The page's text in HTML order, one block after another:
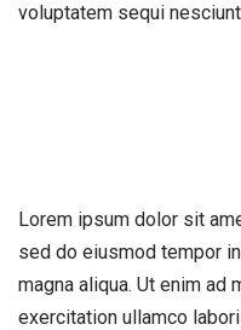
voluptatem sequi
Lorem ipsum dolor sit
sed do eiusmod tempor
magna aliqua. Ut enim ad
exercitation ullamco